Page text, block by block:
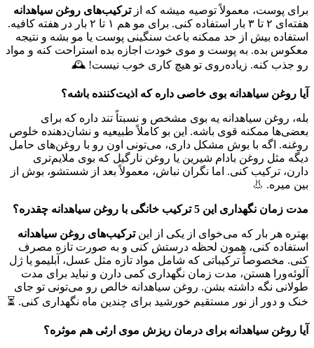
برای پوست، معمولاً توصیه میشه که ازترکیب‌های روغن سیاهدانه
هفته‌ای ۲ تا ۳ بار استفاده کنی. برای مو هم ۱ تا ۲ بار در هفته کافیه.
استفاده بیش از حد ممکنه باعث سنگینی پوست یا مو بشه و نتیجه
معکوس بده. به پوست و موی خودت اجازه بده استراحت کنه و مواد
رو جذب کنه. زیاده‌روی تو هیچ کاری خوب نیست! 🕰️
آیا روغن سیاهدانه بوی خاصی داره که اذیت‌کننده باشه؟
بله، روغن سیاهدانه یه بوی مشخص و نسبتاً تند داره که برای
بعضی‌ها ممکنه قوی باشه. این بو کاملاً طبیعیه و نشان‌دهنده خلوص
روغنه. اگه با بوش مشکل داری، می‌تونی اون رو با روغن‌های حامل
دیگه مثل روغن بادام شیرین یا روغن نارگیل که بوی ملایم‌تری
دارن، ترکیب کنی. اما نگران نباش، معمولاً بعد از شستشو، بوش از
بین میره. 👃
مدت زمان نگهداری این 5 ترکیب خانگی با روغن سیاهدانه چقدره؟
بهتره هر بار که می‌خوای از یکی از اینترکیب‌های روغن سیاهدانه
استفاده کنی، همون لحظه درستش کنی و به صورت تازه مصرف
کنی. مخصوصاً ترکیباتی که شامل مواد تازه مثل عسل، آبلیمو یا ژل
آلوئه‌ورا هستن، مدت زمان نگهداری کمی دارن و نباید برای مدت
طولانی نگه داشته بشن. روغن سیاهدانه خالص رو می‌تونی تو جای
خنک و دور از نور مستقیم خورشید برای چندین ماه نگهداری کنی. ⏳
آیا روغن سیاهدانه برای درمان ریزش موی ارثی هم موثره؟